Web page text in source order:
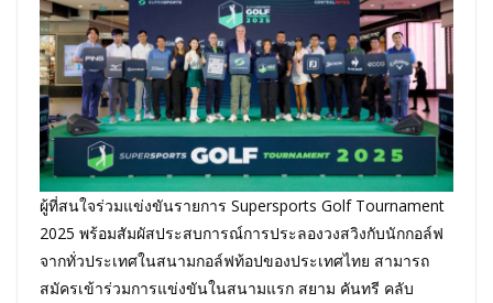
ผู้ที่สนใจร่วมแข่งขันรายการ Supersports Golf Tournament
2025 พร้อมสัมผัสประสบการณ์การประลองวงสวิงกับนักกอล์ฟ
จากทั่วประเทศในสนามกอล์ฟท้อปของประเทศไทย สามารถ
สมัครเข้าร่วมการแข่งขันในสนามแรก สยาม คันทรี คลับ